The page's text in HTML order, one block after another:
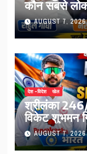
कौन सबसे
तस्वीर…
AUGUST 7,
देश -विदेश खेल
श्रीलंका
विकेट शुभमन
AUGUST 7,